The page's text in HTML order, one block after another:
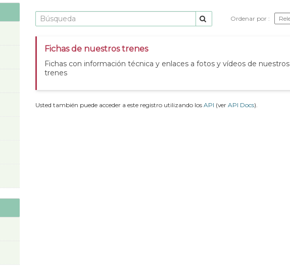
Ordenar por
Fichas de nuestros trenes
Fichas con información técnica y enlaces a fotos y vídeos de nuestros
trenes
Usted también puede acceder a este registro utilizando los API (ver API Docs).